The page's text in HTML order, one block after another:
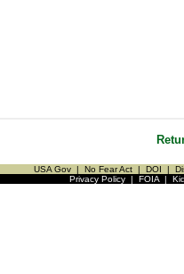
USA Gov | No Fear Act | DOI |
Privacy Policy| FOIA|